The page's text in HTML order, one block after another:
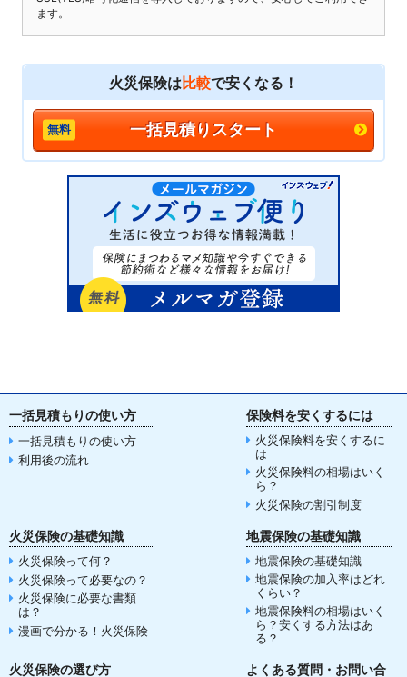
ます。
火災保険は比較で安くなる！
一括見積りスタート
一括見積もりの使い方
一括見積もりの使い方
利用後の流れ
保険料を安くするには
火災保険料を安くするに
は
火災保険料の相場はいく
ら？
火災保険の割引制度
火災保険の基礎知識
火災保険って何？
火災保険って必要なの？
火災保険に必要な書類
は？
漫画で分かる！火災保険
地震保険の基礎知識
地震保険の基礎知識
地震保険の加入率はどれ
くらい？
地震保険料の相場はいく
ら？安くする方法はあ
る？
火災保険の選び方
よくある質問・お問い合